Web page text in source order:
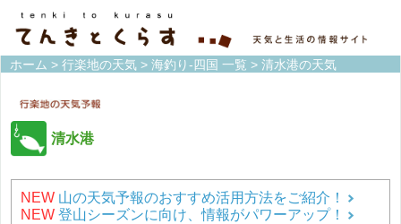
ホーム > 行楽地の天気 > 海釣り-四国 一覧 > 清水港の天気
清水港
NEW 山の天気予報のおすすめ活用方法をご紹介！
NEW 登山シーズンに向け、情報がパワーアップ！